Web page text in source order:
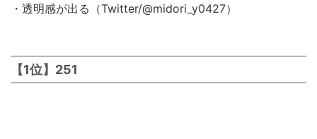
・透明感が出る（Twitter/@midori_y0427）
【1位】251